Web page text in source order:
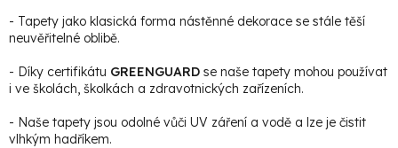
- Tapety jako klasická forma nástěnné dekorace se stále těší
neuvěřitelné oblibě.
- Díky certifikátu GREENGUARD se naše tapety mohou používat
i ve školách, školkách a zdravotnických zařízeních.
- Naše tapety jsou odolné vůči UV záření a vodě a lze je čistit
vlhkým hadříkem.